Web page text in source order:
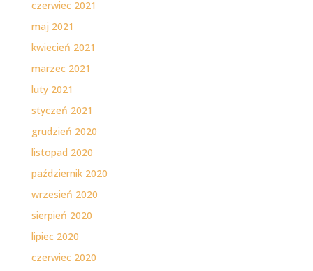
czerwiec 2021
maj 2021
kwiecień 2021
marzec 2021
luty 2021
styczeń 2021
grudzień 2020
listopad 2020
październik 2020
wrzesień 2020
sierpień 2020
lipiec 2020
czerwiec 2020